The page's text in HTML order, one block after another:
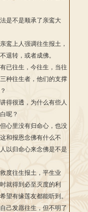
是不是顺承了亲鸾大
鸾上人强调往生报土，
退转，或者成佛。
已往生，今往生，当往
种往生者，他们的支撑
得很透，为什么有些人
呢？
心里没有归命心，也没
和报恩念佛有什么不
以归命心来念佛是不是
度往生报土，平生业
就得到必至灭度的利
望有缘莲友都能听到。
己发愿往生，但不明了